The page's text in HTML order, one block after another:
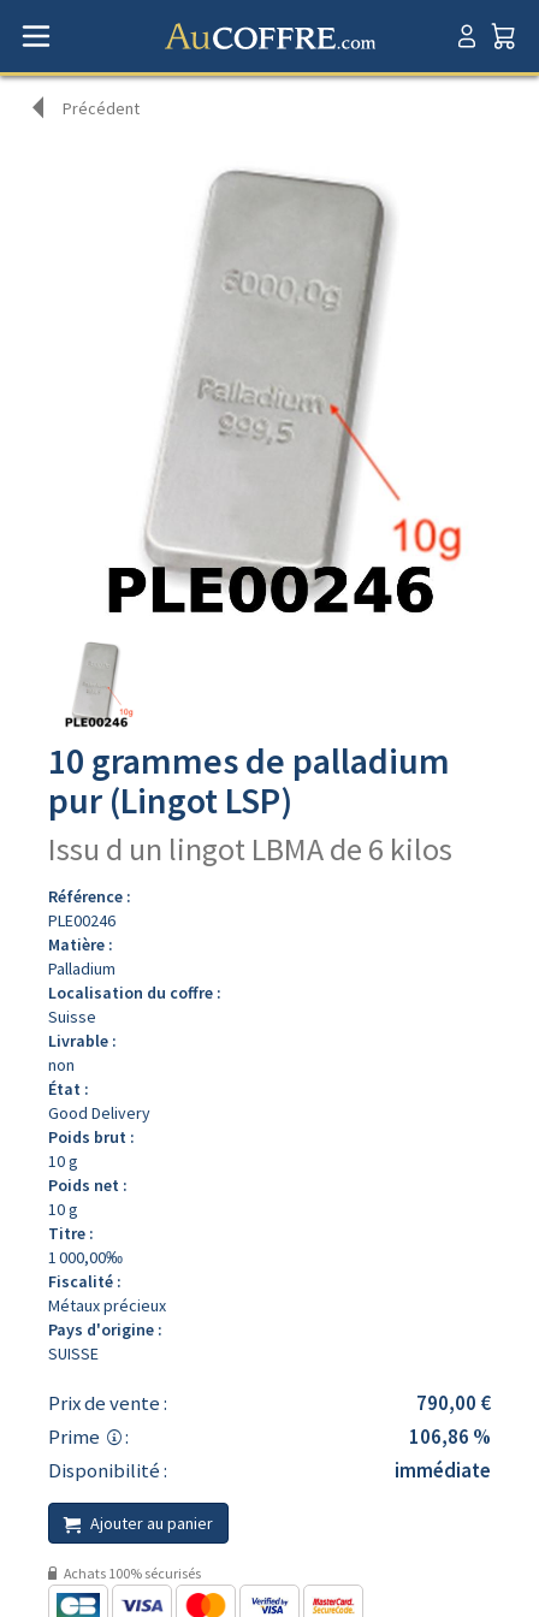
Précédent
produit
10 grammes de palladium
pur (Lingot LSP)
Issu d un lingot LBMA de 6 kilos
Référence :
PLE00246
Matière :
Palladium
Localisation du coffre :
Suisse
Livrable :
non
État :
Good Delivery
Poids brut :
10 g
Poids net :
10 g
Titre :
1 000,00‰
Fiscalité :
Métaux précieux
Pays d'origine :
SUISSE
Prix de vente :
790,00 €
Prime
:
106,86 %
Disponibilité :
immédiate
Ajouter au panier
Achats 100% sécurisés